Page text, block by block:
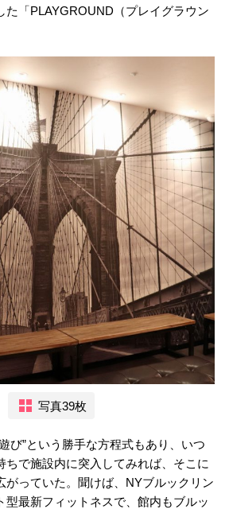
た「PLAYGROUND（プレイグラウン
写真39枚
び”という勝手な方程式もあり、いつ
ちで施設内に突入してみれば、そこに
がっていた。聞けば、NYブルックリン
型最新フィットネスで、館内もブルッ